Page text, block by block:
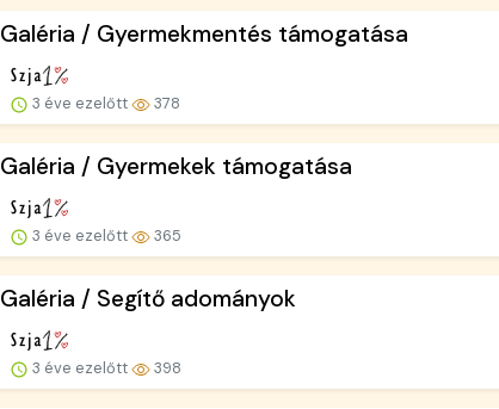
Galéria / Gyermekmentés támogatása
3 éve ezelőtt 378
Galéria / Gyermekek támogatása
3 éve ezelőtt 365
Galéria / Segítő adományok
3 éve ezelőtt 398